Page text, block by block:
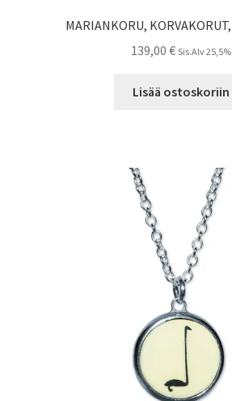
MARIANKORU,
139,00 € Sis.Alv 25,5%
Lisää ostoskoriin